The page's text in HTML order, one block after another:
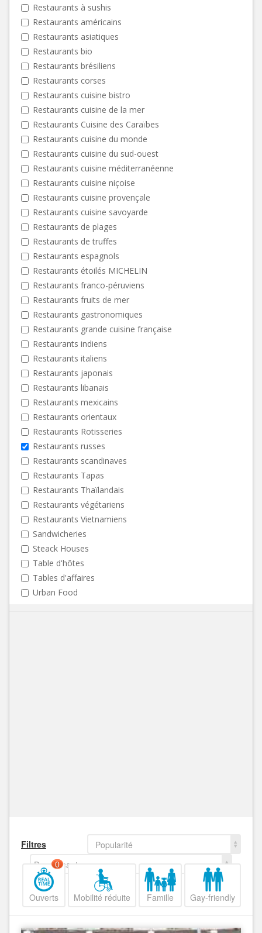
Restaurants à sushis
Restaurants américains
Restaurants asiatiques
Restaurants bio
Restaurants brésiliens
Restaurants corses
Restaurants cuisine bistro
Restaurants cuisine de la mer
Restaurants Cuisine des Caraïbes
Restaurants cuisine du monde
Restaurants cuisine du sud-ouest
Restaurants cuisine méditerranéenne
Restaurants cuisine niçoise
Restaurants cuisine provençale
Restaurants cuisine savoyarde
Restaurants de plages
Restaurants de truffes
Restaurants espagnols
Restaurants étoilés MICHELIN
Restaurants franco-péruviens
Restaurants fruits de mer
Restaurants gastronomiques
Restaurants grande cuisine française
Restaurants indiens
Restaurants italiens
Restaurants japonais
Restaurants libanais
Restaurants mexicains
Restaurants orientaux
Restaurants Rotisseries
Restaurants russes
Restaurants scandinaves
Restaurants Tapas
Restaurants Thaïlandais
Restaurants végétariens
Restaurants Vietnamiens
Sandwicheries
Steack Houses
Table d'hôtes
Tables d'affaires
Urban Food
Filtres
Popularité
Decroissant
Ouverts
0
Mobilité réduite Famille Gay-friendly